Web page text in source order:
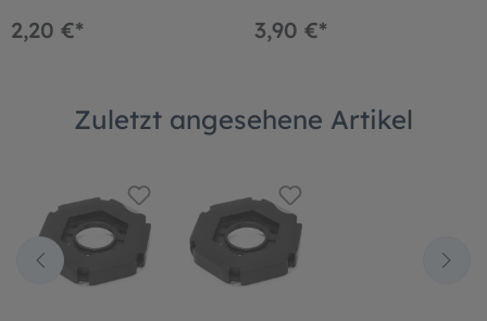
2,20 €* 3,90 €*
Zuletzt angesehene Artikel